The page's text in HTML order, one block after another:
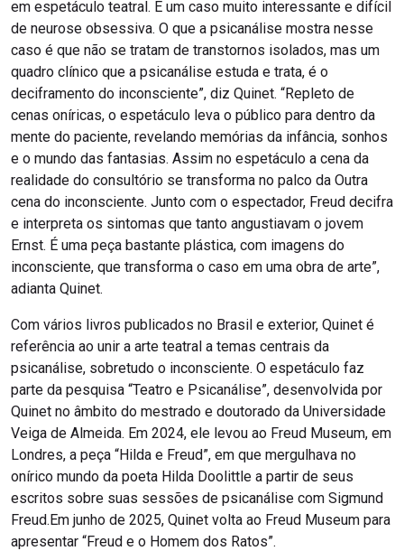
em espetáculo teatral. É um caso muito interessante e difícil
de neurose obsessiva. O que a psicanálise mostra nesse
caso é que não se tratam de transtornos isolados, mas um
quadro clínico que a psicanálise estuda e trata, é o
deciframento do inconsciente”, diz Quinet. “Repleto de
cenas oníricas, o espetáculo leva o público para dentro da
mente do paciente, revelando memórias da infância, sonhos
e o mundo das fantasias. Assim no espetáculo a cena da
realidade do consultório se transforma no palco da Outra
cena do inconsciente. Junto com o espectador, Freud decifra
e interpreta os sintomas que tanto angustiavam o jovem
Ernst. É uma peça bastante plástica, com imagens do
inconsciente, que transforma o caso em uma obra de arte”,
adianta Quinet.
Com vários livros publicados no Brasil e exterior, Quinet é
referência ao unir a arte teatral a temas centrais da
psicanálise, sobretudo o inconsciente. O espetáculo faz
parte da pesquisa “Teatro e Psicanálise”, desenvolvida por
Quinet no âmbito do mestrado e doutorado da Universidade
Veiga de Almeida. Em 2024, ele levou ao Freud Museum, em
Londres, a peça “Hilda e Freud”, em que mergulhava no
onírico mundo da poeta Hilda Doolittle a partir de seus
escritos sobre suas sessões de psicanálise com Sigmund
Freud.Em junho de 2025, Quinet volta ao Freud Museum para
apresentar “Freud e o Homem dos Ratos”.